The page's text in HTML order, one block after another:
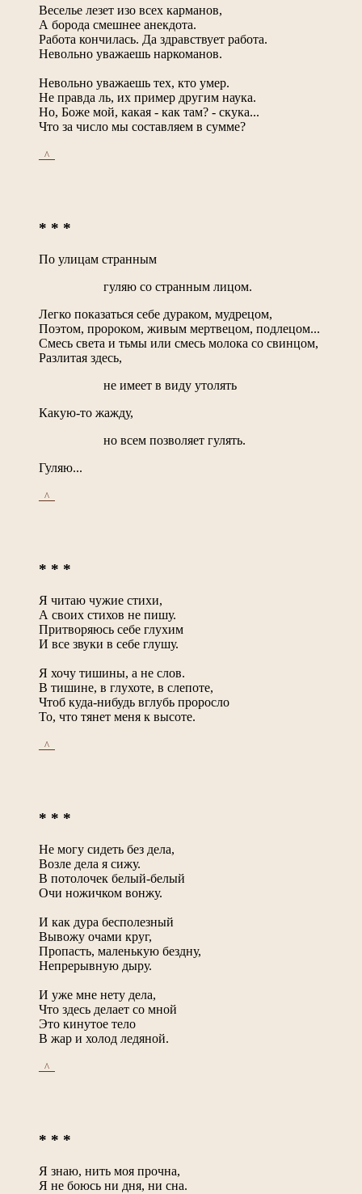
Веселье лезет изо всех карманов,
А борода смешнее анекдота.
Работа кончилась. Да здравствует работа.
Невольно уважаешь наркоманов.
Невольно уважаешь тех, кто умер.
Не правда ль, их пример другим наука.
Но, Боже мой, какая - как там? - скука...
Что за число мы составляем в сумме?
_^_
* * *
По улицам странным
гуляю со странным лицом.
Легко показаться себе дураком, мудрецом,
Поэтом, пророком, живым мертвецом, подлецом...
Смесь света и тьмы или смесь молока со свинцом,
Разлитая здесь,
не имеет в виду утолять
Какую-то жажду,
но всем позволяет гулять.
Гуляю...
_^_
* * *
Я читаю чужие стихи,
А своих стихов не пишу.
Притворяюсь себе глухим
И все звуки в себе глушу.
Я хочу тишины, а не слов.
В тишине, в глухоте, в слепоте,
Чтоб куда-нибудь вглубь проросло
То, что тянет меня к высоте.
_^_
* * *
Не могу сидеть без дела,
Возле дела я сижу.
В потолочек белый-белый
Очи ножичком вонжу.
И как дура бесполезный
Вывожу очами круг,
Пропасть, маленькую бездну,
Непрерывную дыру.
И уже мне нету дела,
Что здесь делает со мной
Это кинутое тело
В жар и холод ледяной.
_^_
* * *
Я знаю, нить моя прочна,
Я не боюсь ни дня, ни сна.